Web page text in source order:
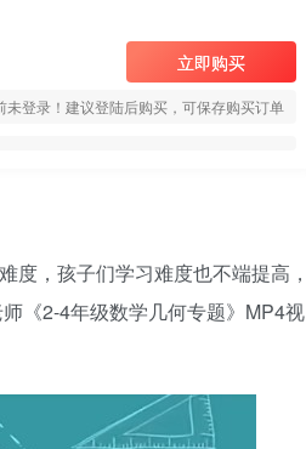
立即购买
未登录！建议登陆后购买，可保存购买订单
度，孩子们学习难度也不端提高，
《2-4年级数学几何专题》MP4视